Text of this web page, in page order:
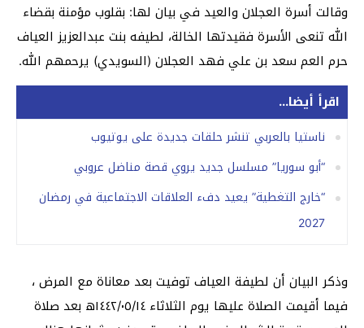
وقالت أسرة العجلان والعيد في بيان لها: بقلوب مؤمنة بقضاء
الله تنعى الأسرة فقيدتها الخالة، لطيفه بنت عبدالعزيز العياف
حرم العم سعد بن علي فهد العجلان (السويدي) يرحمهم الله.
اقرأ أيضا...
ناستيا بالعربي تنشر حلقات جديدة على يوتيوب
“أبو سوريا” مسلسل جديد يروي قصة مناضل عروبي
“خارج التغطية” يعيد دفء العلاقات الاجتماعية في رمضان
2027
وذكر البيان أن لطيفة العياف توفيت بعد معاناة مع المرض ،
فيما أقيمت الصلاة عليها يوم الثلاثاء ١٤٤٢/٠٥/١٤ﮪ بعد صلاة